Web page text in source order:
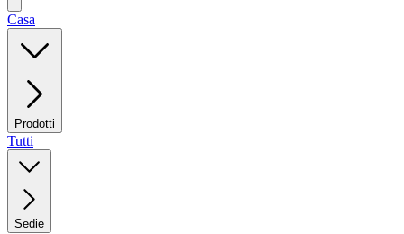
Casa
Prodotti
Tutti
Sedie